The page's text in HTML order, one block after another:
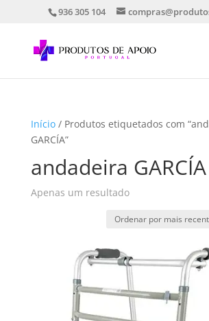
936 305 104
Início/ Produtos etiquetados com
GARCÍA”
andadeira GARCÍA
Apenas um resultado